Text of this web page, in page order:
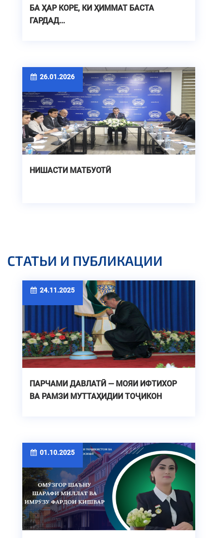
БА ҲАР КОРЕ, КИ ҲИММАТ БАСТА
ГАРДАД...
26.01.2026
НИШАСТИ МАТБУОТӢ
СТАТЬИ И ПУБЛИКАЦИИ
24.11.2025
ПАРЧАМИ ДАВЛАТӢ — МОЯИ ИФТИХОР
ВА РАМЗИ МУТТАҲИДИИ ТОҶИКОН
01.10.2025